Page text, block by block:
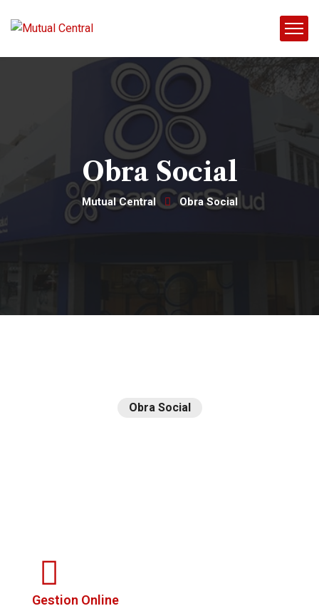
Obra Social
Mutual Central Obra Social
Obra Social
Gestion Online